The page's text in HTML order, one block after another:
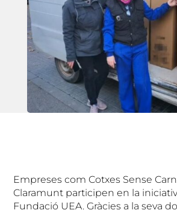
Empreses com Cotxes Sense
Claramunt participen en la
Fundació UEA. Gràcies a la seva